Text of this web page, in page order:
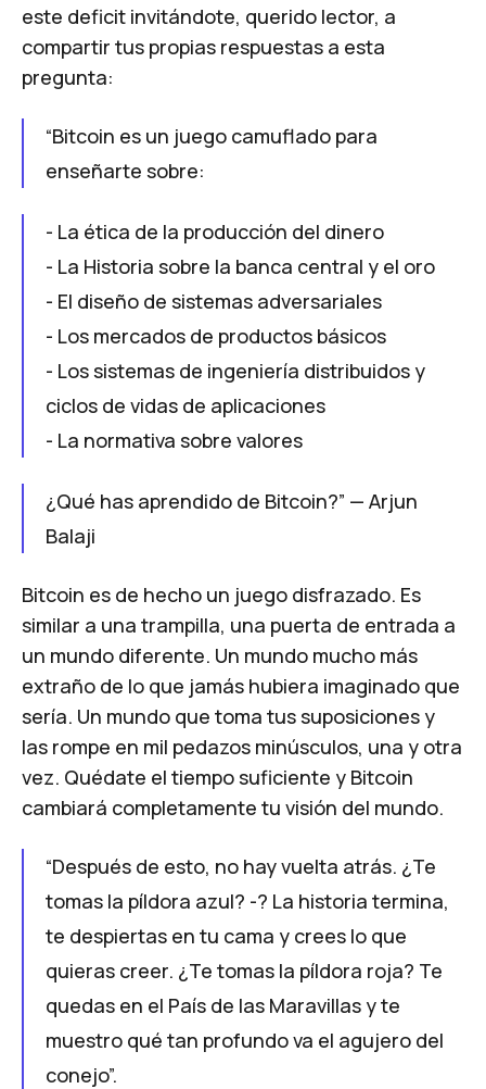
este deficit invitándote, querido lector, a
compartir tus propias respuestas a esta
pregunta:
“Bitcoin es un juego camuflado para
enseñarte sobre:
- La ética de la producción del dinero
- La Historia sobre la banca central y el oro
- El diseño de sistemas adversariales
- Los mercados de productos básicos
- Los sistemas de ingeniería distribuidos y
ciclos de vidas de aplicaciones
- La normativa sobre valores
¿Qué has aprendido de Bitcoin?” — Arjun
Balaji
Bitcoin es de hecho un juego disfrazado. Es
similar a una trampilla, una puerta de entrada a
un mundo diferente. Un mundo mucho más
extraño de lo que jamás hubiera imaginado que
sería. Un mundo que toma tus suposiciones y
las rompe en mil pedazos minúsculos, una y otra
vez. Quédate el tiempo suficiente y Bitcoin
cambiará completamente tu visión del mundo.
“Después de esto, no hay vuelta atrás. ¿Te
tomas la píldora azul? -? La historia termina,
te despiertas en tu cama y crees lo que
quieras creer. ¿Te tomas la píldora roja? Te
quedas en el País de las Maravillas y te
muestro qué tan profundo va el agujero del
conejo”.